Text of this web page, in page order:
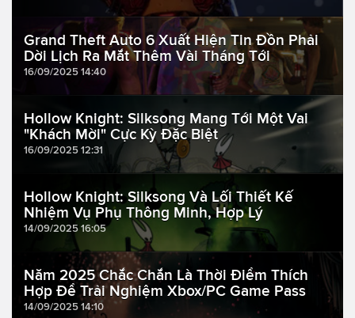
Grand Theft Auto 6 Xuất Hiện Tin Đồn Phải
Dời Lịch Ra Mắt Thêm Vài Tháng Tới
16/09/2025 14:40
Hollow Knight: Silksong Mang Tới Một Vai
"Khách Mời" Cực Kỳ Đặc Biệt
16/09/2025 12:31
Hollow Knight: Silksong Và Lối Thiết Kế
Nhiệm Vụ Phụ Thông Minh, Hợp Lý
14/09/2025 16:05
Năm 2025 Chắc Chắn Là Thời Điểm Thích
Hợp Để Trải Nghiệm Xbox/PC Game Pass
14/09/2025 14:10